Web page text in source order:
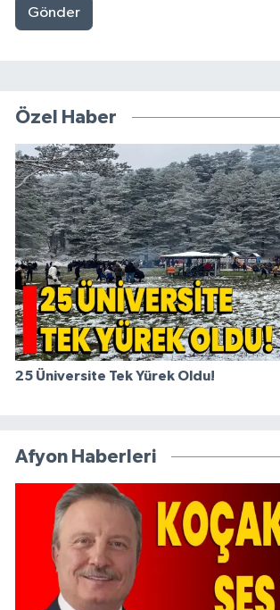
Gönder
Özel Haber
25 Üniversite Tek Yürek Oldu!
Afyon Haberleri